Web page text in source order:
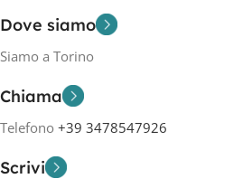
Dove siamo
Siamo a Torino
Chiama
Telefono +39 3478547926
Scrivi